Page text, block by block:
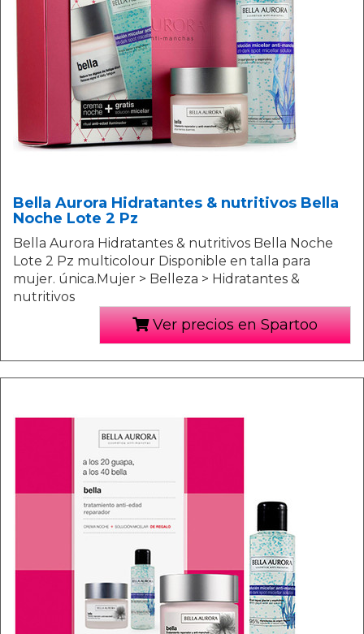
Bella Aurora Hidratantes & nutritivos Bella
Noche Lote 2 Pz
Bella Aurora Hidratantes & nutritivos Bella Noche
Lote 2 Pz multicolour Disponible en talla para
mujer. única.Mujer > Belleza > Hidratantes &
nutritivos
Ver precios en Spartoo